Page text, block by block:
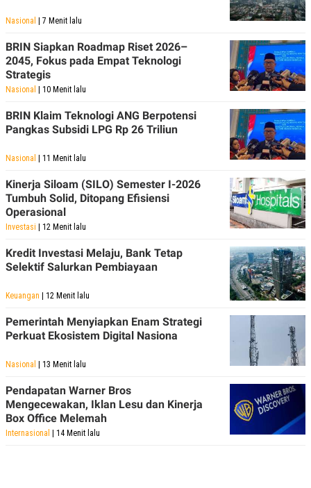
Nasional | 7 Menit lalu
BRIN Siapkan Roadmap Riset 2026–
2045, Fokus pada Empat Teknologi
Strategis
Nasional | 10 Menit lalu
BRIN Klaim Teknologi ANG Berpotensi
Pangkas Subsidi LPG Rp 26 Triliun
Nasional | 11 Menit lalu
Kinerja Siloam (SILO) Semester I-2026
Tumbuh Solid, Ditopang Efisiensi
Operasional
Investasi | 12 Menit lalu
Kredit Investasi Melaju, Bank Tetap
Selektif Salurkan Pembiayaan
Keuangan | 12 Menit lalu
Pemerintah Menyiapkan Enam Strategi
Perkuat Ekosistem Digital Nasiona
Nasional | 13 Menit lalu
Pendapatan Warner Bros
Mengecewakan, Iklan Lesu dan Kinerja
Box Office Melemah
Internasional | 14 Menit lalu